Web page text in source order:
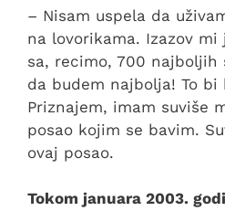
– Nisam uspela da
na lovorikama. Izazov mi
sa, recimo, 700 najboljih
da budem najbolja! To bi
Priznajem, imam suviše
posao kojim se bavim.
ovaj posao.
Tokom januara 2003.